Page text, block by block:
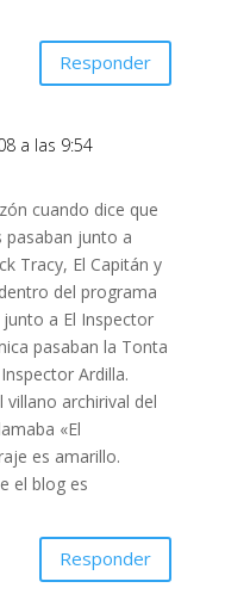
Responder
a las 9:54
cuando dice que
pasaban junto a
Tracy, El Capitán y
del programa
a El Inspector
pasaban la Tonta
Ardilla.
villano archirival del
«El
es amarillo.
el blog es
Responder